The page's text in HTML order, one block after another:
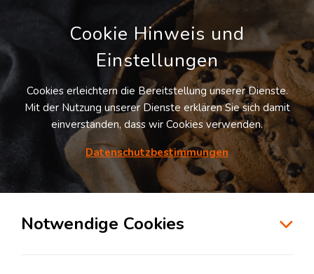
LOGIVISOR SUCHE
Lagerflächen in Germersheim
Cookie Hinweis und
Einstellungen
Cookies erleichtern die Bereitstellung unserer Dienste.
Mit der Nutzung unserer Dienste erklären Sie sich damit
einverstanden, dass wir Cookies verwenden.
Datenschutzbestimmungen
Notwendige Cookies